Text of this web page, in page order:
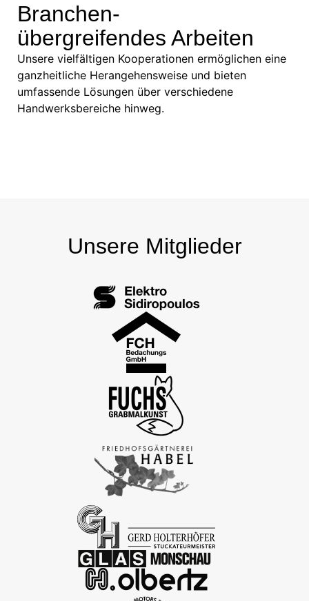
Branchen-
übergreifendes Arbeiten
Unsere vielfältigen Kooperationen ermöglichen eine
ganzheitliche Herangehensweise und bieten
umfassende Lösungen über verschiedene
Handwerksbereiche hinweg.
Unsere Mitglieder